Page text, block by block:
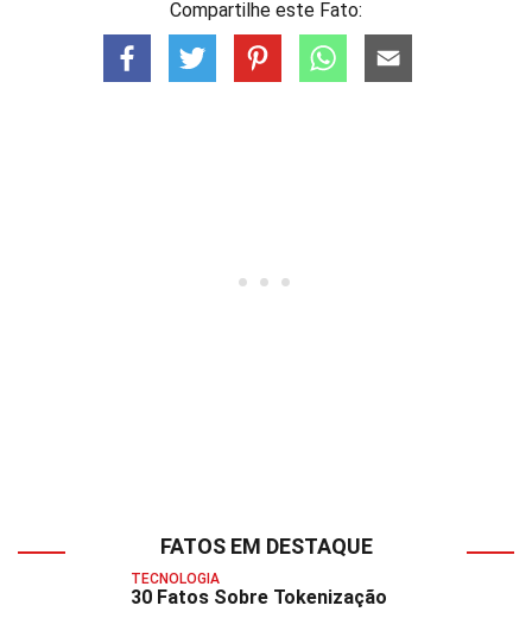
Compartilhe este Fato:
FATOS EM DESTAQUE
TECNOLOGIA
30 Fatos Sobre Tokenização